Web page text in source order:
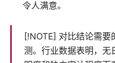
令人满意。
[!NOTE] 对比结论需要
测。行业数据表明，无